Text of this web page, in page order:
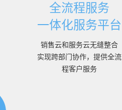
全流程服务
一体化服务平台
销售云和服务云无缝整合
实现跨部门协作，提供全流
程客户服务